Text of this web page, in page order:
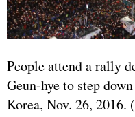
People attend a rally
Geun-hye to step
Korea, Nov. 26,